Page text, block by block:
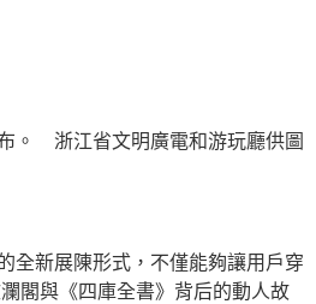
。 浙江省文明廣電和游玩廳供圖
全新展陳形式，不僅能夠讓用戶穿
閣與《四庫全書》背后的動人故